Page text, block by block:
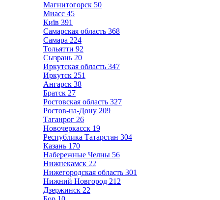
Магнитогорск 50
Миасс 45
Київ 391
Самарская область 368
Самара 224
Тольятти 92
Сызрань 20
Иркутская область 347
Иркутск 251
Ангарск 38
Братск 27
Ростовская область 327
Ростов-на-Дону 209
Таганрог 26
Новочеркасск 19
Республика Татарстан 304
Казань 170
Набережные Челны 56
Нижнекамск 22
Нижегородская область 301
Нижний Новгород 212
Дзержинск 22